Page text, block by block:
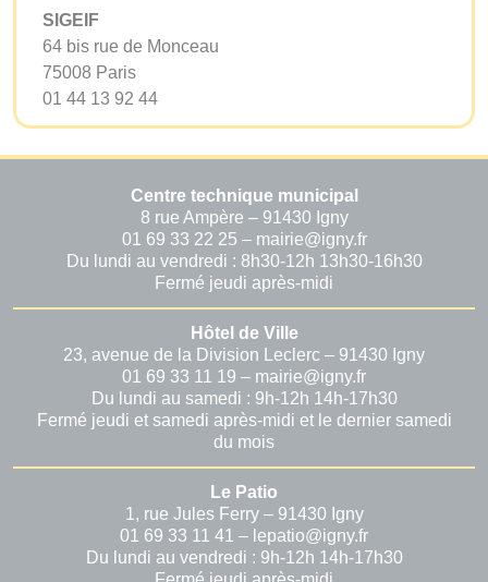
SIGEIF
64 bis rue de Monceau
75008 Paris
01 44 13 92 44
Centre technique municipal
8 rue Ampère – 91430 Igny
01 69 33 22 25 – mairie@igny.fr
Du lundi au vendredi : 8h30-12h 13h30-16h30
Fermé jeudi après-midi
Hôtel de Ville
23, avenue de la Division Leclerc – 91430 Igny
01 69 33 11 19 – mairie@igny.fr
Du lundi au samedi : 9h-12h 14h-17h30
Fermé jeudi et samedi après-midi et le dernier samedi
du mois
Le Patio
1, rue Jules Ferry – 91430 Igny
01 69 33 11 41 – lepatio@igny.fr
Du lundi au vendredi : 9h-12h 14h-17h30